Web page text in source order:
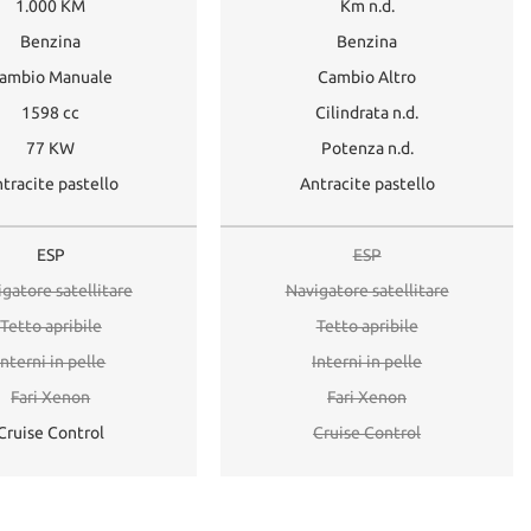
1.000 KM
Benzina
Manuale
1598 cc
77 KW
pastello
ESP
satellitare
Tetto apribile
in pelle
Fari Xenon
Control
Km n.d.
Benzina
Cambio Altro
Cilindrata n.d.
Potenza n.d.
Antracite pastello
ESP
Navigatore satellitare
Tetto apribile
Interni in pelle
Fari Xenon
Cruise Control